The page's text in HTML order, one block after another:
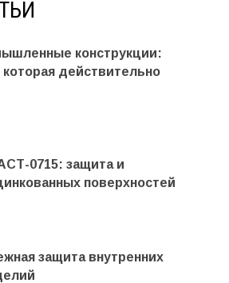
конструкции:
действительно
0715: защита и
поверхностей
защита внутренних